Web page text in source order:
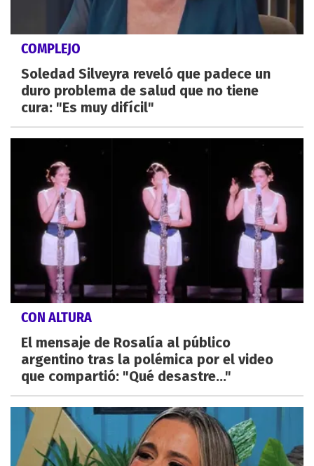
COMPLEJO
Soledad Silveyra reveló que padece un
duro problema de salud que no tiene
cura: "Es muy difícil"
CON ALTURA
El mensaje de Rosalía al público
argentino tras la polémica por el video
que compartió: "Qué desastre..."